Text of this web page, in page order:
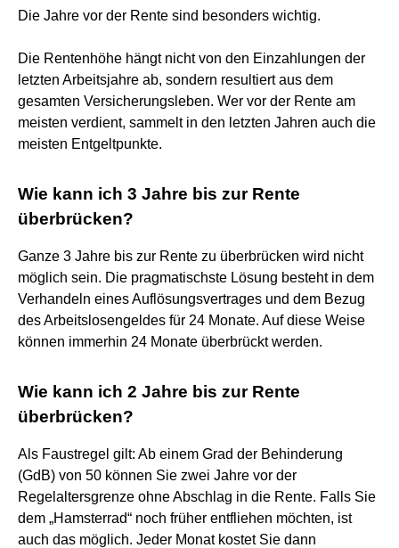
Die Jahre vor der Rente sind besonders wichtig.
Die Rentenhöhe hängt nicht von den Einzahlungen der
letzten Arbeitsjahre ab, sondern resultiert aus dem
gesamten Versicherungsleben. Wer vor der Rente am
meisten verdient, sammelt in den letzten Jahren auch die
meisten Entgeltpunkte.
Wie kann ich 3 Jahre bis zur Rente
überbrücken?
Ganze 3 Jahre bis zur Rente zu überbrücken wird nicht
möglich sein. Die pragmatischste Lösung besteht in dem
Verhandeln eines Auflösungsvertrages und dem Bezug
des Arbeitslosengeldes für 24 Monate. Auf diese Weise
können immerhin 24 Monate überbrückt werden.
Wie kann ich 2 Jahre bis zur Rente
überbrücken?
Als Faustregel gilt: Ab einem Grad der Behinderung
(GdB) von 50 können Sie zwei Jahre vor der
Regelaltersgrenze ohne Abschlag in die Rente. Falls Sie
dem „Hamsterrad“ noch früher entfliehen möchten, ist
auch das möglich. Jeder Monat kostet Sie dann